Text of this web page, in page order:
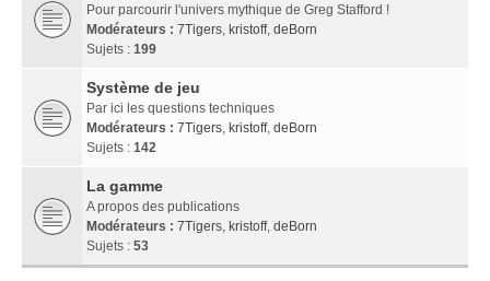
Pour parcourir l'univers mythique de Greg Stafford !
Modérateurs : 7Tigers, kristoff, deBorn
Sujets : 199
Système de jeu
Par ici les questions techniques
Modérateurs : 7Tigers, kristoff, deBorn
Sujets : 142
La gamme
A propos des publications
Modérateurs : 7Tigers, kristoff, deBorn
Sujets : 53